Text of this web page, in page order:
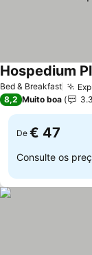
Bed & Breakfast
Hospedium
8,2 Muito boa
De € 47
Consulte os